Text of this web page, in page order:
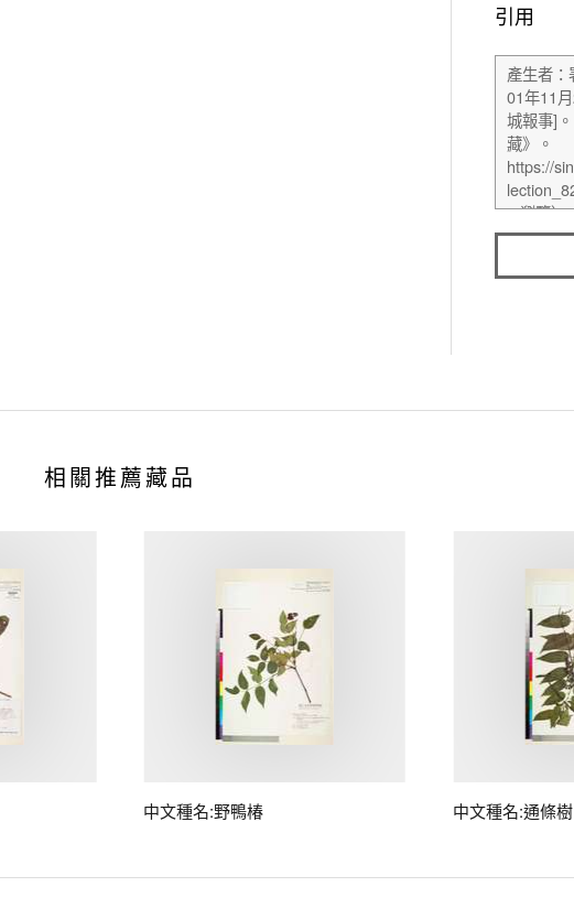
引用
相關推薦藏品
中文種名:野鴨椿 中文種名:通條樹